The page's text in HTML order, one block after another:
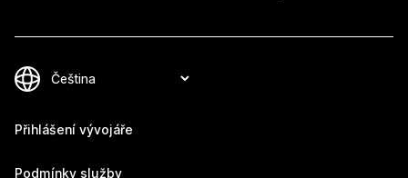
Přihlášení vývojáře
Podmínky služby